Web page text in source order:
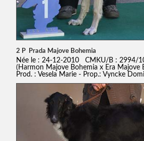
2 P Prada Majove Bohemia
Née le : 24-12-2010 CMKU/B : 2994/
(Harmon Majove Bohemia x Era Majove
Prod. : Vesela Marie - Prop.: Vyncke